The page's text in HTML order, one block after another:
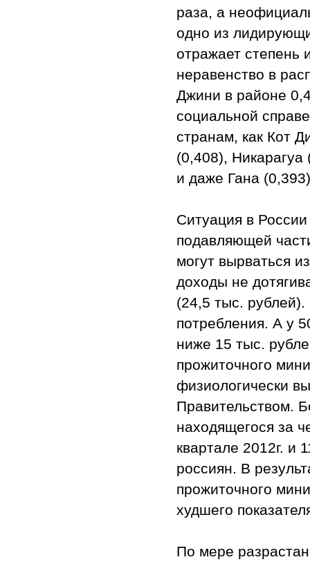
раза, а
одно из
отражает степень
неравенство в
Джини в районе
социальной
странам, как Кот
(0,408),
и даже Гана
Ситуация в
подавляющей
могут вырваться
доходы не
(24,5 тыс.
потребления. А у
ниже 15 тыс.
прожиточного
физиологически
Правительством.
находящегося за
квартале 2012г. и
россиян. В
прожиточного
худшего
По мере